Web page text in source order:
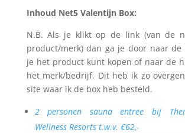
Inhoud Net5 Valentijn Box:
N.B. Als je klikt op de link (van de
product/merk) dan ga je door naar de
je het product kunt kopen of naar de
het merk/bedrijf. Dit heb ik zo
site waar ik de box heb besteld.
2 personen sauna entree bij
Wellness Resorts t.w.v. €62,-